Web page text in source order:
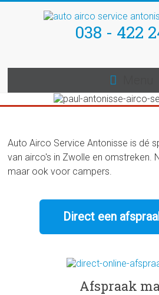
Airco
Service
Antonisse
4-
9
8042
038 - 422
Auto Airco Service Antonisse is dé
van airco's in Zwolle en omstreken.
maar ook voor campers.
Direct een
Afspraak